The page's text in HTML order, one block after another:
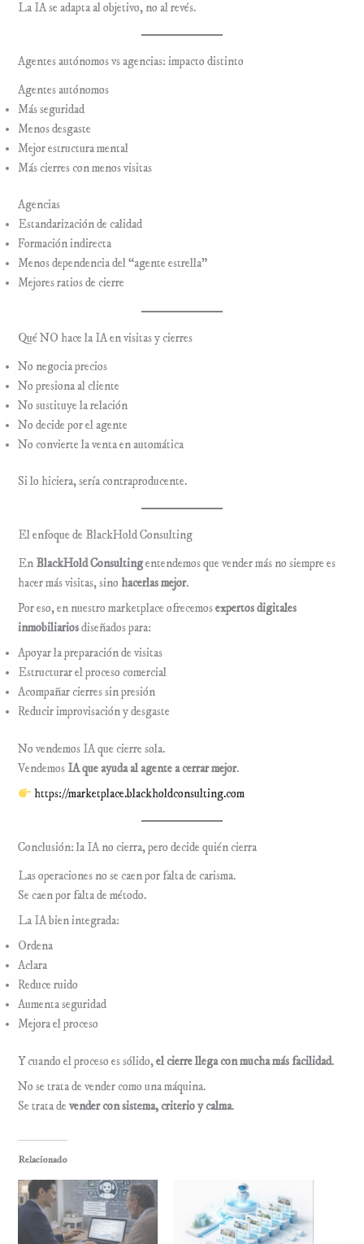
La IA se adapta al objetivo, no al revés.
Agentes autónomos vs agencias: impacto distinto
Agentes autónomos
Más seguridad
Menos desgaste
Mejor estructura mental
Más cierres con menos visitas
Agencias
Estandarización de calidad
Formación indirecta
Menos dependencia del “agente estrella”
Mejores ratios de cierre
Qué NO hace la IA en visitas y cierres
No negocia precios
No presiona al cliente
No sustituye la relación
No decide por el agente
No convierte la venta en automática
Si lo hiciera, sería contraproducente.
El enfoque de BlackHold Consulting
En BlackHold Consultingentendemos que vender más no siempre es
hacer más visitas, sinohacerlas mejor.
Por eso, en nuestro marketplace ofrecemosexpertos digitales
inmobiliariosdiseñados para:
Apoyar la preparación de visitas
Estructurar el proceso comercial
Acompañar cierres sin presión
Reducir improvisación y desgaste
No vendemos IA que cierre sola.
Vendemos IA que ayuda al agente a cerrar mejor.
https://marketplace.blackholdconsulting.com
Conclusión: la IA no cierra, pero decide quién cierra
Las operaciones no se caen por falta de carisma.
Se caen por falta de método.
La IA bien integrada:
Ordena
Aclara
Reduce ruido
Aumenta seguridad
Mejora el proceso
Y cuando el proceso es sólido,el cierre llega con mucha más facilidad.
No se trata de vender como una máquina.
Se trata devender con sistema, criterio y calma.
Relacionado